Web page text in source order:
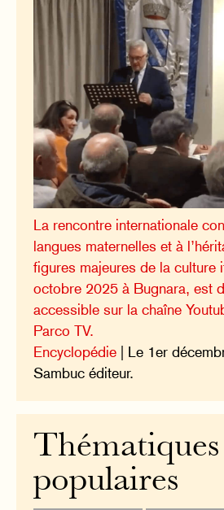
La rencontre internationale
langues maternelles et à
figures majeures de la culture
octobre 2025 à Bugnara, est
accessible sur la chaîne
Parco TV.
Encyclopédie | Le 1er
Sambuc éditeur.
Thématiques
populaires